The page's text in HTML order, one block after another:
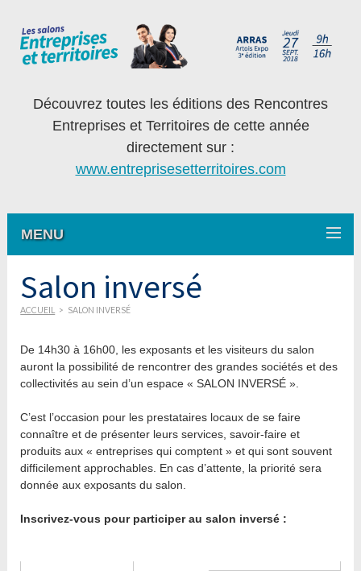
Découvrez toutes les éditions des Rencontres
Entreprises et Territoires de cette année
directement sur :
www.entreprisesetterritoires.com
MENU
Salon inversé
ACCUEIL > SALON INVERSÉ
De 14h30 à 16h00, les exposants et les visiteurs du salon
auront la possibilité de rencontrer des grandes sociétés et des
collectivités au sein d’un espace « SALON INVERSÉ ».
C’est l’occasion pour les prestataires locaux de se faire
connaître et de présenter leurs services, savoir-faire et
produits aux « entreprises qui comptent » et qui sont souvent
difficilement approchables. En cas d’attente, la priorité sera
donnée aux exposants du salon.
Inscrivez-vous pour participer au salon inversé :